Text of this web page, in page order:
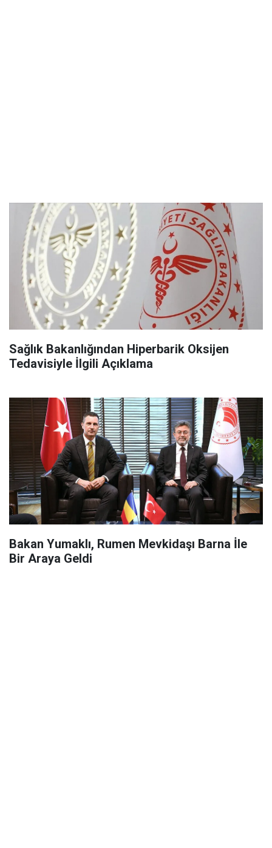
Sağlık Bakanlığından Hiperbarik Oksijen
Tedavisiyle İlgili Açıklama
Bakan Yumaklı, Rumen Mevkidaşı Barna İle
Bir Araya Geldi